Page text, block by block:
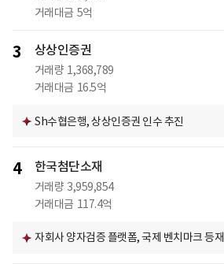
거래대금 5억
3 상상인증권
거래량 1,368,789
거래대금 16.5억
Sh수협은행, 상상인증권 인수 추진
4 한국첨단소재
거래량 3,959,854
거래대금 117.4억
자회사 양자검증 플랫폼, 국제 벤치마크 등재